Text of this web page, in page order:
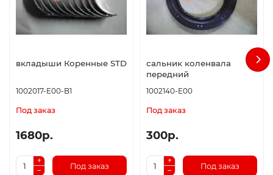
вкладыши Коренные STD
1002017-E00-B1
Под заказ
1680р.
Под заказ
сальник коленвала
передний
1002140-E00
Под заказ
300р.
Под заказ